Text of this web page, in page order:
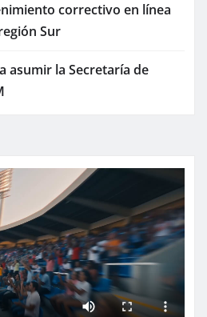
correctivo en línea
Sur
asumir la Secretaría de